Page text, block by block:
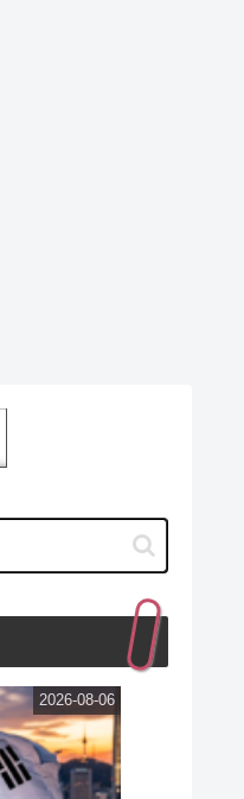
2026-08-06